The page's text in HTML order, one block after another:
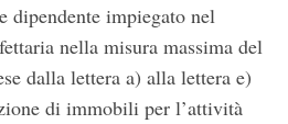
dipendente impiegato nel
nella misura massima del
dalla lettera a) alla lettera e)
di immobili per l’attività